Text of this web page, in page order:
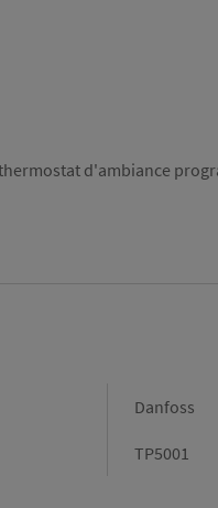
d'ambiance
Marque
Danfoss
Gamme
TP5001